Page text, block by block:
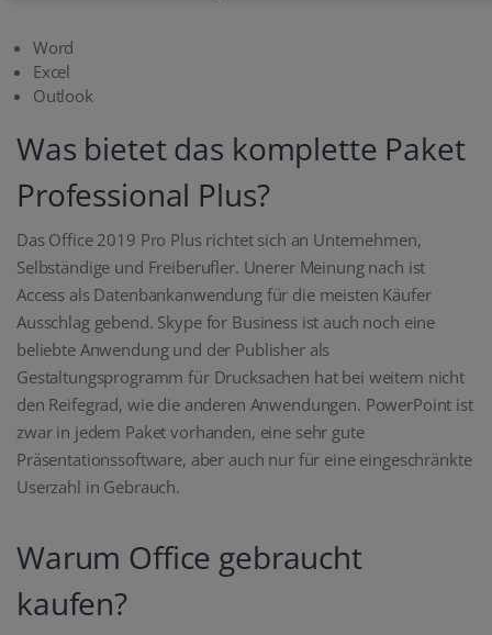
Word
Excel
Outlook
Was bietet das komplette Paket
Professional Plus?
Das Office 2019 Pro Plus richtet sich an Unternehmen,
Selbständige und Freiberufler. Unerer Meinung nach ist
Access als Datenbankanwendung für die meisten Käufer
Ausschlag gebend. Skype for Business ist auch noch eine
beliebte Anwendung und der Publisher als
Gestaltungsprogramm für Drucksachen hat bei weitem nicht
den Reifegrad, wie die anderen Anwendungen. PowerPoint ist
zwar in jedem Paket vorhanden, eine sehr gute
Präsentationssoftware, aber auch nur für eine eingeschränkte
Userzahl in Gebrauch.
Warum Office gebraucht
kaufen?